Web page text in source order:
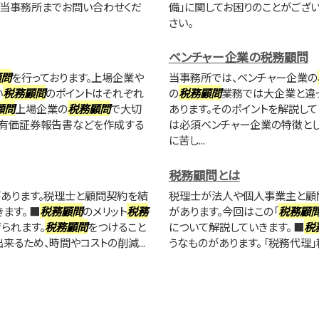
事務所までお問い合わせくだ
備」に関してお困りのことがご
さい。
を行っております。上場企業や
税務顧問のポイントはそれぞれ
問上場企業の税務顧問で大切
価証券報告書などを作成する
ベンチャー企業の税務顧問
当事務所では、ベンチャー企業の
の税務顧問業務では大企業と違
あります。そのポイントを解説
は必須ベンチャー企業の特徴と
に苦し...
ります。税理士と顧問契約を結
す。 ■税務顧問のメリット税務
れます。税務顧問をつけること
るため、時間やコストの削減...
税務顧問とは
税理士が法人や個人事業主と
があります。今回はこの「税務顧
について解説していきます。 ■税
うなものがあります。 「税務代